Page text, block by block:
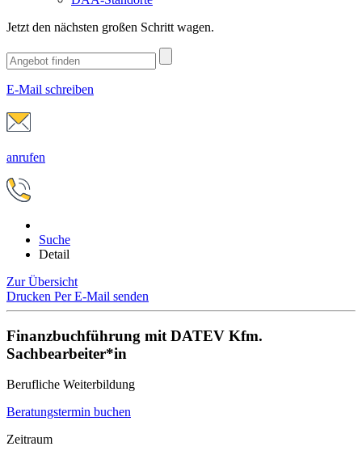
Jetzt den nächsten großen Schritt wagen.
E-Mail schreiben
anrufen
Suche
Detail
Zur Übersicht
Drucken Per E-Mail senden
Finanzbuchführung mit DATEV Kfm.
Sachbearbeiter*in
Berufliche Weiterbildung
Beratungstermin buchen
Zeitraum